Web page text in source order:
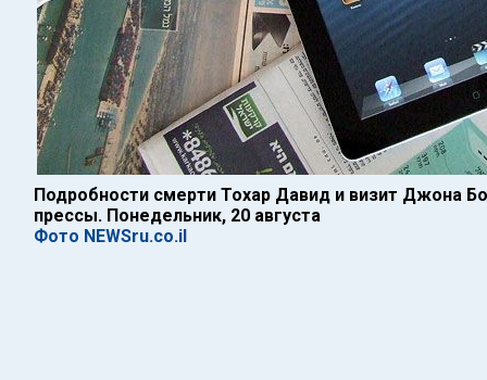
Подробности смерти Тохар Давид и визит Джона
прессы. Понедельник, 20 августа
Фото NEWSru.co.il